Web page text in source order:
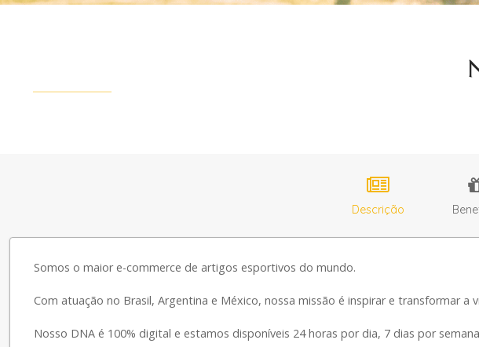
Descrição
Somos o maior e-commerce de artigos esportivos do mundo.
Com atuação no Brasil, Argentina e México, nossa missão é inspirar e transformar a
Nosso DNA é 100% digital e estamos disponíveis 24 horas por dia, 7 dias por